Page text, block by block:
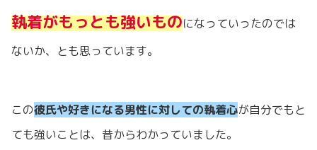
執着がもっとも強いものになっていったのでは
ないか、とも思っています。
この彼氏や好きになる男性に対しての執着心が自分でもと
ても強いことは、昔からわかっていました。